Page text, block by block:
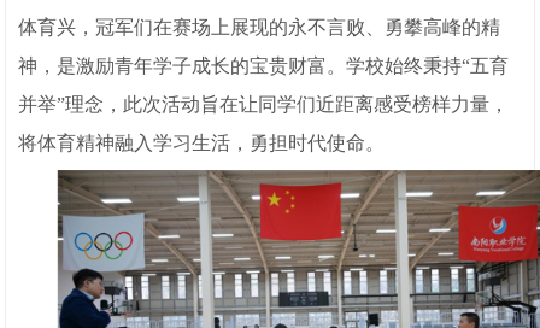
体育兴，冠军们在赛场上展现的永不言败、勇攀高峰的精
神，是激励青年学子成长的宝贵财富。学校始终秉持“五育
并举”理念，此次活动旨在让同学们近距离感受榜样力量，
将体育精神融入学习生活，勇担时代使命。